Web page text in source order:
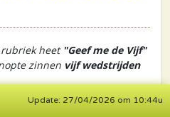
Update: 27/04/2026 om 10:44u
rubriek heet "Geef me de Vijf"
zinnen vijf wedstrijden